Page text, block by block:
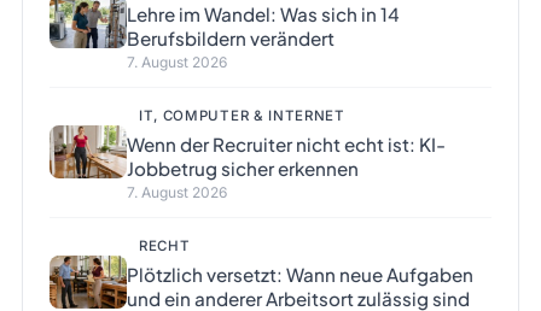
Lehre im Wandel: Was sich in 14
Berufsbildern verändert
7. August 2026
IT, COMPUTER & INTERNET
Wenn der Recruiter nicht echt ist: KI-
Jobbetrug sicher erkennen
7. August 2026
RECHT
Plötzlich versetzt: Wann neue Aufgaben
und ein anderer Arbeitsort zulässig sind